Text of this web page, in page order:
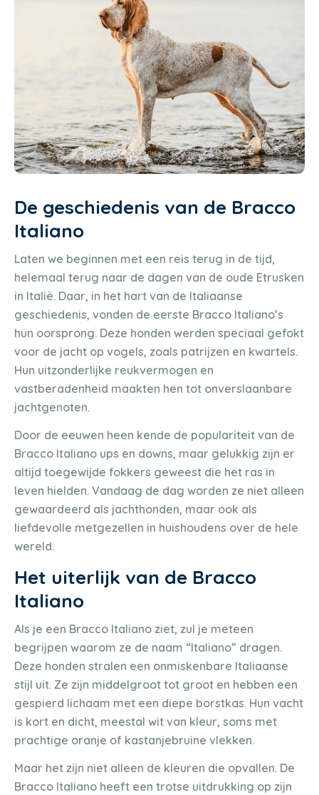
De geschiedenis van de Bracco
Italiano
Laten we beginnen met een reis terug in de tijd,
helemaal terug naar de dagen van de oude Etrusken
in Italië. Daar, in het hart van de Italiaanse
geschiedenis, vonden de eerste Bracco Italiano’s
hun oorsprong. Deze honden werden speciaal gefokt
voor de jacht op vogels, zoals patrijzen en kwartels.
Hun uitzonderlijke reukvermogen en
vastberadenheid maakten hen tot onverslaanbare
jachtgenoten.
Door de eeuwen heen kende de populariteit van de
Bracco Italiano ups en downs, maar gelukkig zijn er
altijd toegewijde fokkers geweest die het ras in
leven hielden. Vandaag de dag worden ze niet alleen
gewaardeerd als jachthonden, maar ook als
liefdevolle metgezellen in huishoudens over de hele
wereld.
Het uiterlijk van de Bracco
Italiano
Als je een Bracco Italiano ziet, zul je meteen
begrijpen waarom ze de naam “Italiano” dragen.
Deze honden stralen een onmiskenbare Italiaanse
stijl uit. Ze zijn middelgroot tot groot en hebben een
gespierd lichaam met een diepe borstkas. Hun vacht
is kort en dicht, meestal wit van kleur, soms met
prachtige oranje of kastanjebruine vlekken.
Maar het zijn niet alleen de kleuren die opvallen. De
Bracco Italiano heeft een trotse uitdrukking op zijn